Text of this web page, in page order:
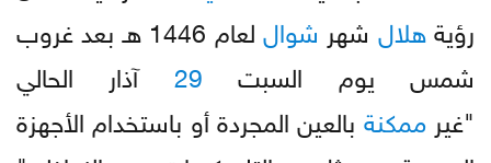
رؤيةهلال شهر شوال
لعام 1446 هـ بعد غروب
شمس يوم السبت 29 آذار الحالي
"غيرممكنة بالعين المجردة أو باستخدام الأجهزة